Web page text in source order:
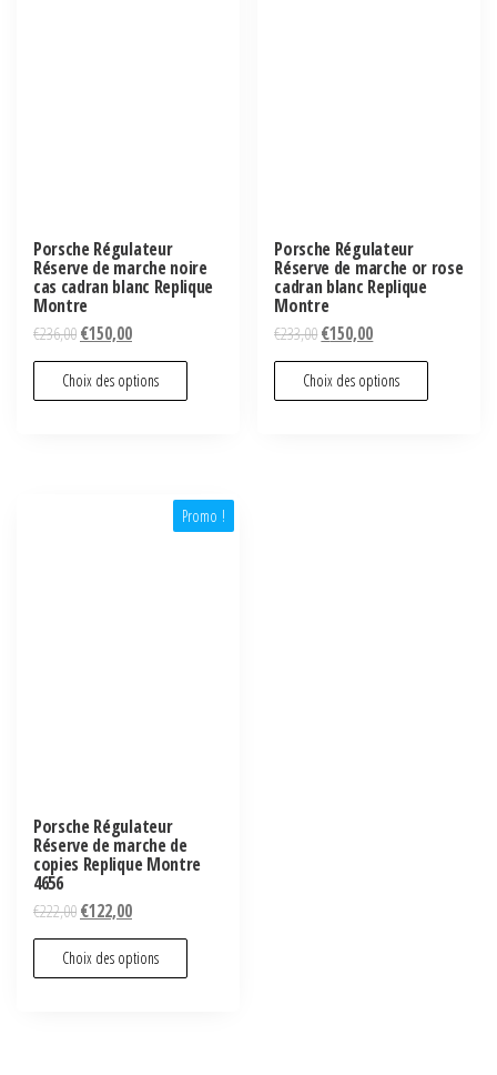
Porsche Régulateur
Réserve de marche noire
cas cadran blanc Replique
Montre
€236,00€150,00
Choix des options
Porsche Régulateur
Réserve de marche or rose
cadran blanc Replique
Montre
€233,00€150,00
Choix des options
Promo !
Porsche Régulateur
Réserve de marche de
copies Replique Montre
4656
€222,00€122,00
Choix des options